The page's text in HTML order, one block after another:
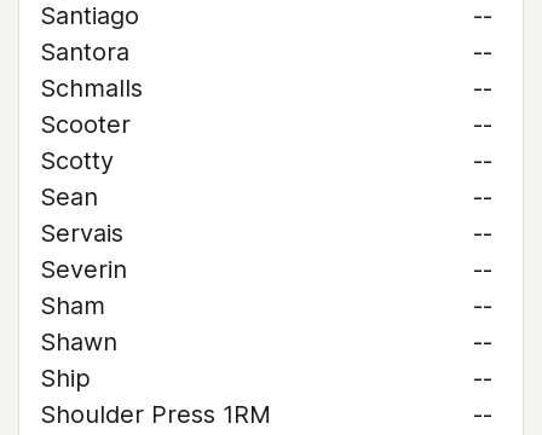
Santiago
--
Santora
--
Schmalls
--
Scooter
--
Scotty
--
Sean
--
Servais
--
Severin
--
Sham
--
Shawn
--
Ship
--
Shoulder Press 1RM
--